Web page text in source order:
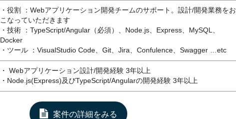
・役割 ：Webアプリケーション開発チームのサポート。設計/開発業務をお
こなっていただきます
・技術 ：TypeScript/Angular（必須）、Node.js、Express、MySQL、
Docker
・ツール ：VisualStudio Code、Git、Jira、Confulence、Swagger …etc
・ Webアプリケーション設計/開発経験 3年以上
・Node.js(Express)及びTypeScript/Angularの開発経験 3年以上
案件の詳細をみる